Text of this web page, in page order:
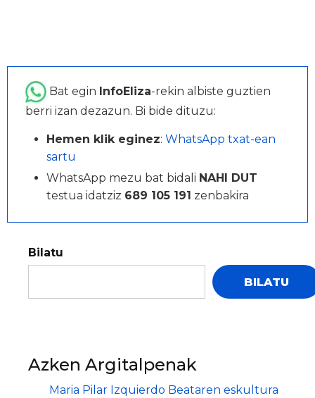
Bat egin InfoEliza-rekin albiste guztien
berri izan dezazun. Bi bide dituzu:
Hemen klik eginez: WhatsApp txat-ean
sartu
WhatsApp mezu bat bidali NAHI DUT
testua idatziz 689 105 191 zenbakira
Bilatu
BILATU
Azken Argitalpenak
Maria Pilar Izquierdo Beataren eskultura